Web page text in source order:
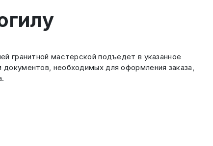
гранитной мастерской подъедет в указанное
необходимых для оформления заказа,